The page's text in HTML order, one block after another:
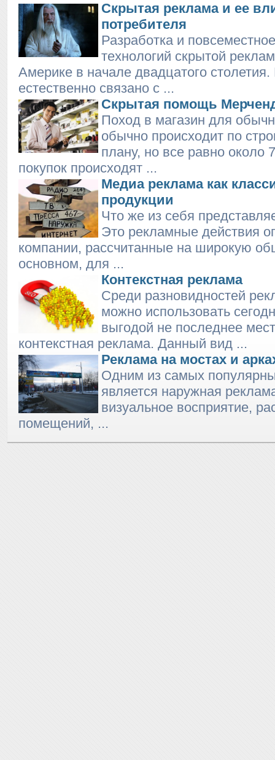
Скрытая реклама и ее
потребителя
Разработка и
технологий скрытой
Америке в начале двадцатого
естественно связано с ...
Скрытая помощь
Поход в магазин для
обычно происходит по
плану, но все равно около
покупок происходят ...
Медиа реклама как
продукции
Что же из себя
Это рекламные действия
компании, рассчитанные на широкую
основном, для ...
Контекстная реклама
Среди разновидностей
можно использовать
выгодой не последнее
контекстная реклама. Данный вид ...
Реклама на мостах и
Одним из самых
является наружная
визуальное восприятие,
помещений, ...